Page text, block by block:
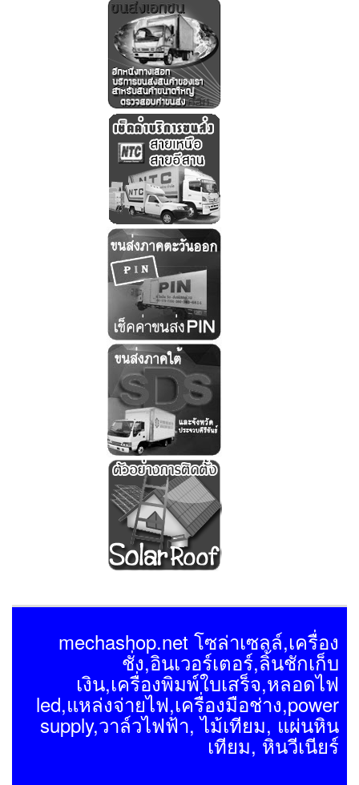
mechashop.net โซล่าเซลล์,เครื่อง
ชั่ง,อินเวอร์เตอร์,ลิ้นชักเก็บ
เงิน,เครื่องพิมพ์ใบเสร็จ,หลอดไฟ
led,แหล่งจ่ายไฟ,เครื่องมือช่าง,power
supply,วาล์วไฟฟ้า, ไม้เทียม, แผ่นหิน
เทียม, หินวีเนียร์